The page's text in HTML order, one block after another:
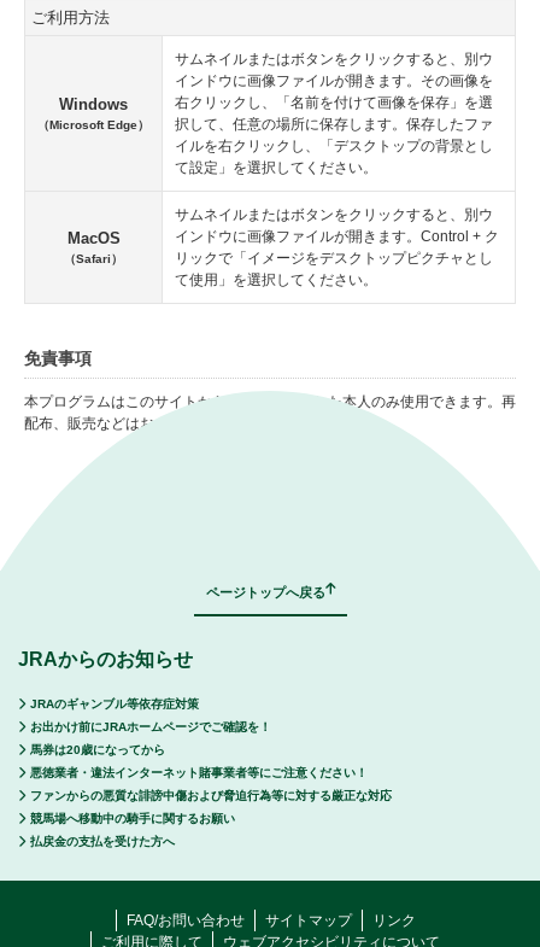
ご利用方法
Windows
（Microsoft Edge）
サムネイルまたはボタンをクリックすると、別ウ
インドウに画像ファイルが開きます。その画像を
右クリックし、「名前を付けて画像を保存」を選
択して、任意の場所に保存します。保存したファ
イルを右クリックし、「デスクトップの背景とし
て設定」を選択してください。
MacOS
（Safari）
サムネイルまたはボタンをクリックすると、別ウ
インドウに画像ファイルが開きます。Control + ク
リックで「イメージをデスクトップピクチャとし
て使用」を選択してください。
免責事項
本プログラムはこのサイトからダウンロードした本人のみ使用できます。再
配布、販売などはおこなわないようお願いします。
ページトップへ戻る
JRAからのお知らせ
JRAのギャンブル等依存症対策
お出かけ前にJRAホームページでご確認を！
馬券は20歳になってから
悪徳業者・違法インターネット賭事業者等にご注意ください！
ファンからの悪質な誹謗中傷および脅迫行為等に対する厳正な対応
競馬場へ移動中の騎手に関するお願い
払戻金の支払を受けた方へ
FAQ/お問い合わせ サイトマップ
リンク
ご利用に際して
ウェブアクセシビリティについて